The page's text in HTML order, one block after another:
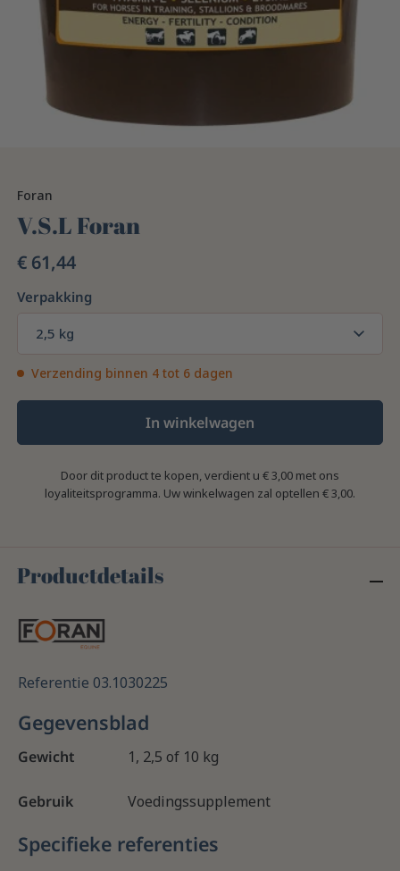
Foran
V.S.L Foran
€ 61,44
Verpakking
2,5 kg
Verzending binnen 4 tot 6 dagen
In winkelwagen
Door dit product te kopen, verdient u € 3,00 met ons
loyaliteitsprogramma. Uw winkelwagen zal optellen € 3,00.
Productdetails
Referentie 03.1030225
Gegevensblad
Gewicht 1, 2,5 of 10 kg
Gebruik Voedingssupplement
Specifieke referenties